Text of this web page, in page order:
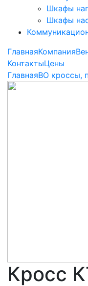
Шкафы
Шкафы
ГлавнаяКомпания
КонтактыЦены
ГлавнаяВО кроссы,
Кросс